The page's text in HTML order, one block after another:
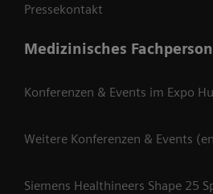
Pressekontakt
Medizinisches
Konferenzen & Events im Expo
Weitere Konferenzen & Events
Siemens Healthineers Shape 25